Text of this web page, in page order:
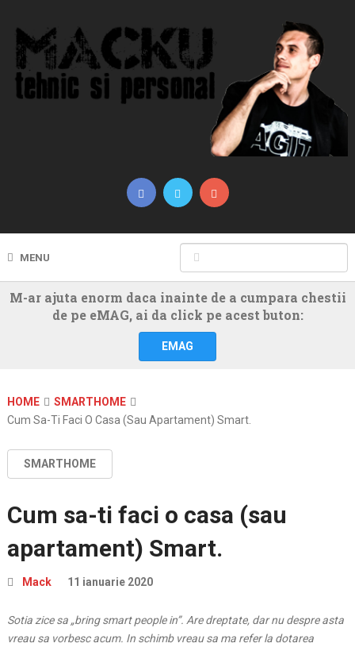
MENU
M-ar ajuta enorm daca inainte de a cumpara chestii
de pe eMAG, ai da click pe acest buton:
EMAG
HOME
SMARTHOME
Cum Sa-Ti Faci O Casa (sau Apartament) Smart.
SMARTHOME
Cum sa-ti faci o casa (sau
apartament) Smart.
Mack 11 ianuarie 2020
Sotia zice sa „bring smart people in”. Are dreptate, dar nu despre asta
vreau sa vorbesc acum. In schimb vreau sa ma refer la dotarea